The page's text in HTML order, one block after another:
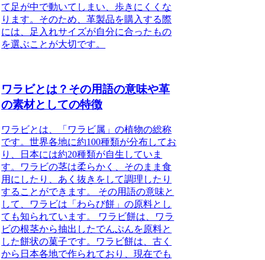
て足が中で動いてしまい、歩きにくくな
ります。そのため、革製品を購入する際
には、足入れサイズが自分に合ったもの
を選ぶことが大切です。
ワラビとは？その用語の意味や革
の素材としての特徴
ワラビとは、「ワラビ属」の植物の総称
です。世界各地に約100種類が分布してお
り、日本には約20種類が自生していま
す。ワラビの茎は柔らかく、そのまま食
用にしたり、あく抜きをして調理したり
することができます。 その用語の意味と
して、ワラビは「わらび餅」の原料とし
ても知られています。 ワラビ餅は、ワラ
ビの根茎から抽出したでんぷんを原料と
した餅状の菓子です。ワラビ餅は、古く
から日本各地で作られており、現在でも